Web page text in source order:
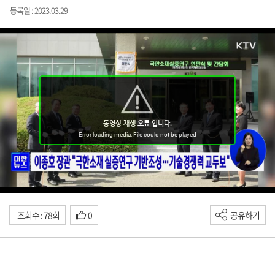
등록일 : 2023.03.29
조회수 : 78회 0 공유하기